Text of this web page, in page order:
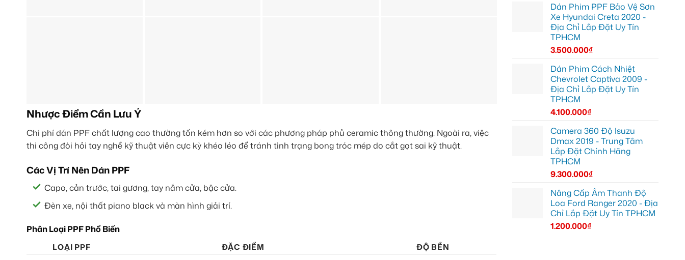
Nhược Điểm Cần Lưu Ý
Chi phí dán PPF chất lượng cao thường tốn kém hơn so với các phương pháp phủ ceramic thông thường. Ngoài ra, việc
thi công đòi hỏi tay nghề kỹ thuật viên cực kỳ khéo léo để tránh tình trạng bong tróc mép do cắt gọt sai kỹ thuật.
Các Vị Trí Nên Dán PPF
Capo, cản trước, tai gương, tay nắm cửa, bậc cửa.
Đèn xe, nội thất piano black và màn hình giải trí.
Phân Loại PPF Phổ Biến
LOẠI PPF ĐẶC ĐIỂM
ĐỘ BỀN
Dán Phim PPF Bảo Vệ Sơn
Xe Hyundai Creta 2020 -
Địa Chỉ Lắp Đặt Uy Tín
TPHCM
3.500.000₫
Dán Phim Cách Nhiệt
Chevrolet Captiva 2009 -
Địa Chỉ Lắp Đặt Uy Tín
TPHCM
4.100.000₫
Camera 360 Độ Isuzu
Dmax 2019 - Trung Tâm
Lắp Đặt Chính Hãng
TPHCM
9.300.000₫
Nâng Cấp Âm Thanh Độ
Loa Ford Ranger 2020 - Địa
Chỉ Lắp Đặt Uy Tín TPHCM
1.200.000₫